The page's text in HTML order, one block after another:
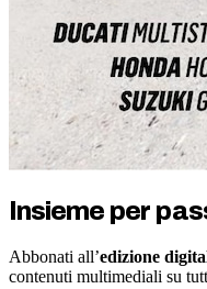
Insieme per
Abbonati all’edizione
contenuti multimediali su